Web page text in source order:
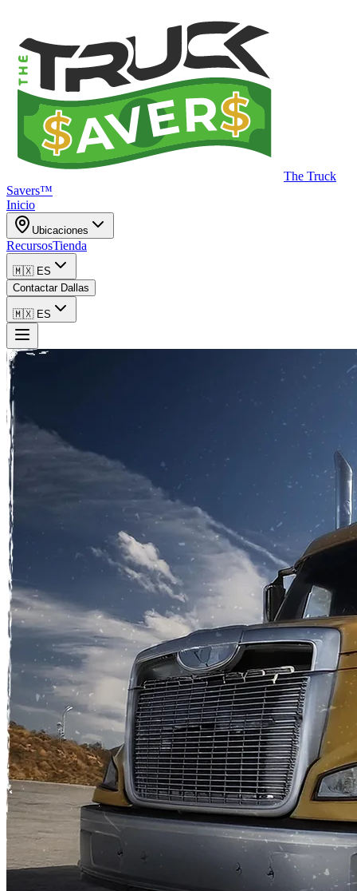
The Truck
Savers™
Inicio
Ubicaciones
RecursosTienda
🇲🇽 ES
Contactar Dallas
🇲🇽 ES